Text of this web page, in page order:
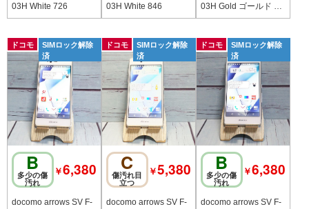
03H White 726
03H White 846
03H Gold ゴールド 07
6
ドコモ
SIMロック解除
済
B
多少の傷
汚れ
￥6,380
docomo arrows SV F-
ドコモ
SIMロック解除
済
C
傷汚れ目
立つ
￥5,380
docomo arrows SV F-
ドコモ
SIMロック解除
済
B
多少の傷
汚れ
￥6,380
docomo arrows SV F-